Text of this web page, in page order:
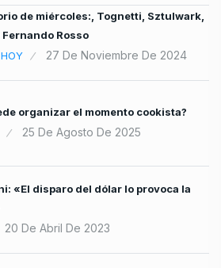
de miércoles:, Tognetti, Sztulwark,
Rosso
HOY
27 De Noviembre De 2024
organizar el momento cookista?
25 De Agosto De 2025
«El disparo del dólar lo provoca la
20 De Abril De 2023